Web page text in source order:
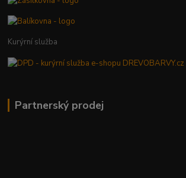
Kurýrní služba
Partnerský prodej